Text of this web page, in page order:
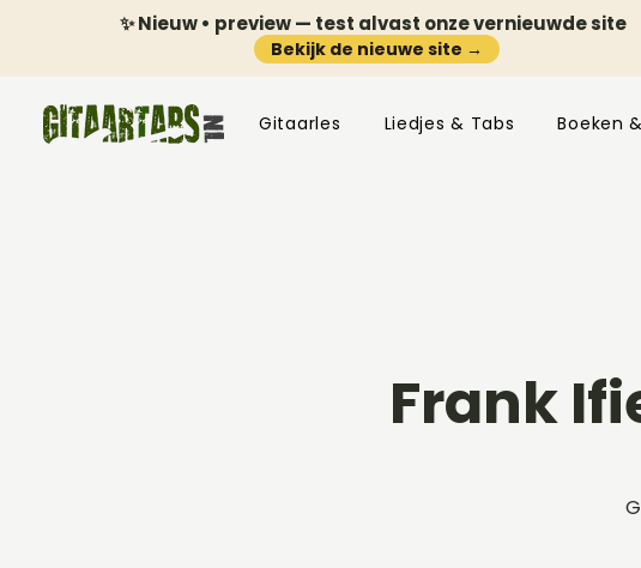
✨ Nieuw • preview — test alvast onze vernieuwde site
Bekijk de nieuwe site →
Gitaarles Liedjes & Tabs Boeken
Frank